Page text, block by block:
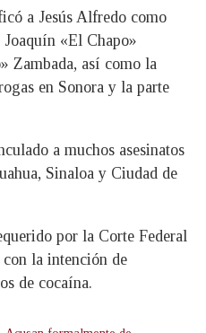
a Jesús Alfredo como
«El Chapo»
Zambada, así como la
en Sonora y la parte
a muchos asesinatos
Sinaloa y Ciudad de
por la Corte Federal
la intención de
de cocaína.